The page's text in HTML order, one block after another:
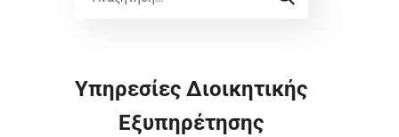
Υπηρεσίες Διοικητικής
Εξυπηρέτησης